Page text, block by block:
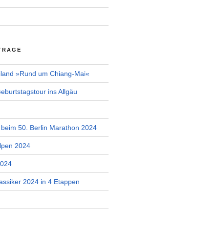
»Rund um Chiang-Mai«
ins Allgäu
50. Berlin Marathon 2024
2024
2024 in 4 Etappen